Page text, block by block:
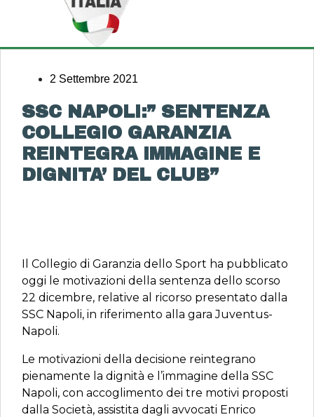
2 Settembre 2021
SSC NAPOLI:” SENTENZA
COLLEGIO GARANZIA
REINTEGRA IMMAGINE E
DIGNITA’ DEL CLUB”
Il Collegio di Garanzia dello Sport ha pubblicato
oggi le motivazioni della sentenza dello scorso
22 dicembre, relative al ricorso presentato dalla
SSC Napoli, in riferimento alla gara Juventus-
Napoli.
Le motivazioni della decisione reintegrano
pienamente la dignità e l’immagine della SSC
Napoli, con accoglimento dei tre motivi proposti
dalla Società, assistita dagli avvocati Enrico